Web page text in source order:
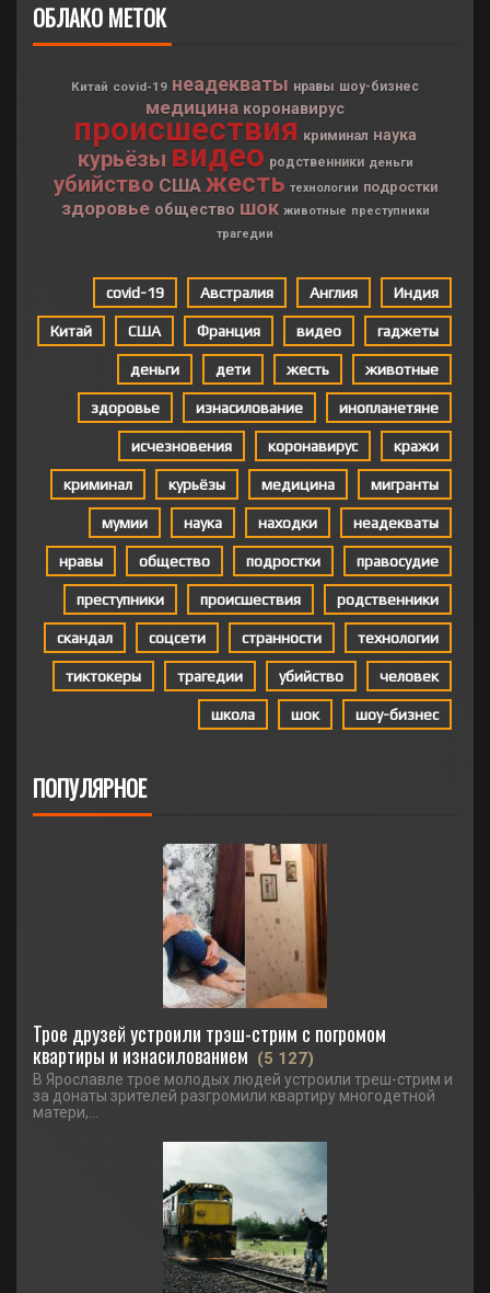
ОБЛАКО МЕТОК
Китай covid-19 неадекваты нравы шоу-бизнес
медицина коронавирус
происшествия криминал наука
курьёзы видео родственники деньги
убийство США жесть технологии подростки
здоровье общество шок животные преступники
трагедии
covid-19 Австралия Англия Индия
Китай США Франция видео гаджеты
деньги дети жесть животные
здоровье изнасилование инопланетяне
исчезновения коронавирус кражи
криминал курьёзы медицина мигранты
мумии наука находки неадекваты
нравы общество подростки правосудие
преступники происшествия родственники
скандал соцсети странности технологии
тиктокеры трагедии убийство человек
школа шок шоу-бизнес
ПОПУЛЯРНОЕ
Трое друзей устроили трэш-стрим с погромом
квартиры и изнасилованием (5 127)
В Ярославле трое молодых людей устроили треш-стрим и
за донаты зрителей разгромили квартиру многодетной
матери,...